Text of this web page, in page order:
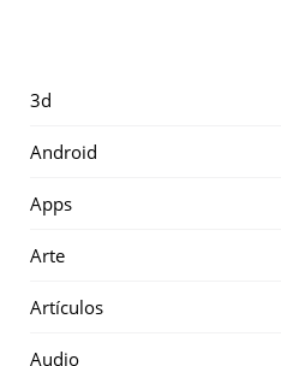
3d
Android
Apps
Arte
Artículos
Audio